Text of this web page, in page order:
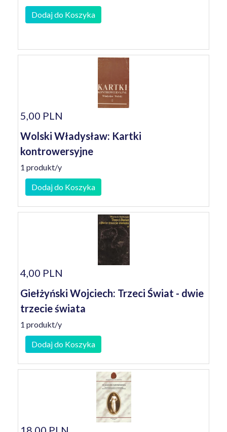
Dodaj do Koszyka
5,00 PLN
Wolski Władysław: Kartki
kontrowersyjne
1 produkt/y
Dodaj do Koszyka
4,00 PLN
Giełżyński Wojciech: Trzeci Świat - dwie
trzecie świata
1 produkt/y
Dodaj do Koszyka